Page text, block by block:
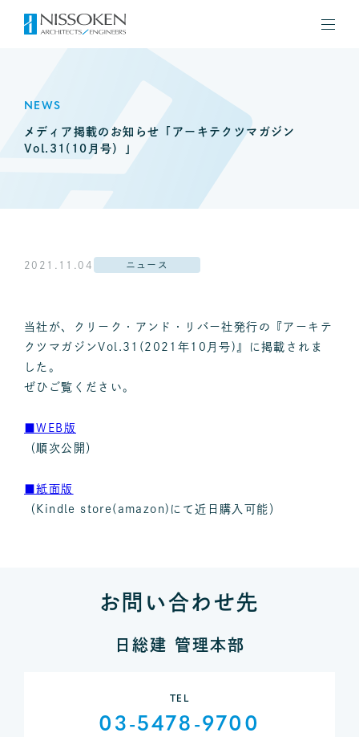
NEWS
メディア掲載のお知らせ「アーキテクツマガジン
Vol.31(10月号）」
2021.11.04 ニュース
当社が、クリーク・アンド・リバー社発行の『アーキテ
クツマガジンVol.31(2021年10月号)』に掲載されま
した。
ぜひご覧ください。
■WEB版
（順次公開）
■紙面版
（Kindle store(amazon)にて近日購入可能）
お問い合わせ先
日総建 管理本部
TEL
03-5478-9700